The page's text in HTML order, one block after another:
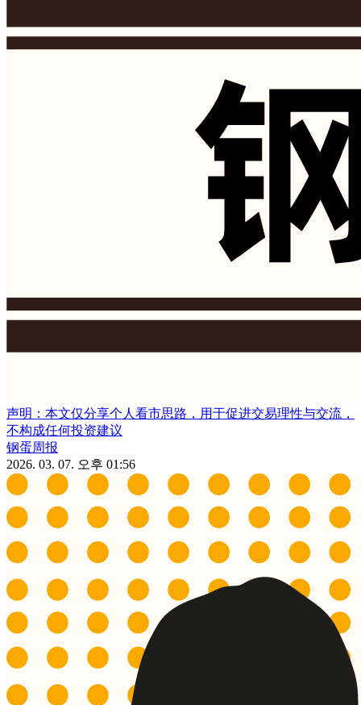
声明：本文仅分享个人看市思路，用于促进交易理性与交流，
不构成任何投资建议
钢蛋周报
2026. 03. 07. 오후 01:56